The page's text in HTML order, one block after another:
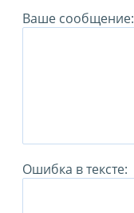
Ваше сообщение:
Ошибка в тексте: